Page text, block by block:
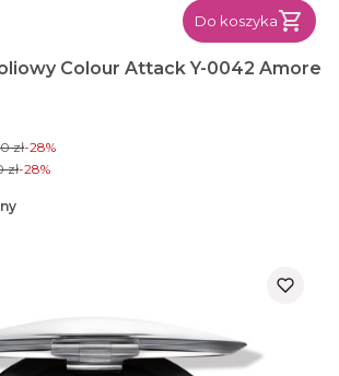
Do koszyka
Colour Attack Y-0042 Amore
zł-28%
zł-28%